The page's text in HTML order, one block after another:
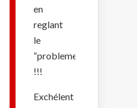
en
reglant
le
“probleme”
!!!
Exchélent